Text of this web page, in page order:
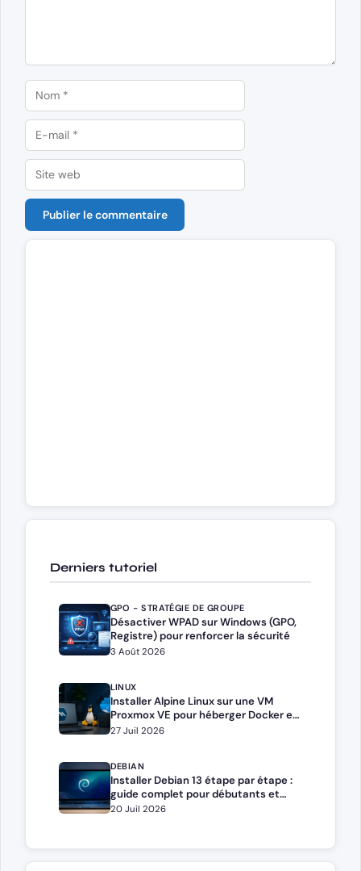
Nom
E-
mail
Site
web
Derniers tutoriel
GPO - STRATÉGIE DE GROUPE
Désactiver WPAD sur Windows (GPO,
Registre) pour renforcer la sécurité
3 Août 2026
LINUX
Installer Alpine Linux sur une VM
Proxmox VE pour héberger Docker et
Docker Compose
27 Juil 2026
DEBIAN
Installer Debian 13 étape par étape :
guide complet pour débutants et
administrateurs
20 Juil 2026